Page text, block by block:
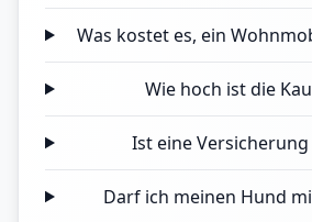
Was kostet es, ein
Wie hoch ist die
Ist eine Versicherung
Darf ich meinen Hund